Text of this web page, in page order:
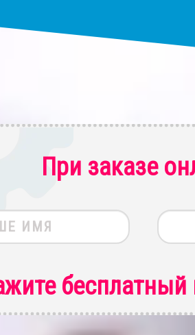
При заказе